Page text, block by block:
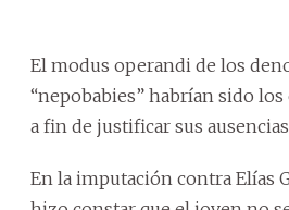
El modus operandi de los
“nepobabies” habrían sido
a fin de justificar sus
En la imputación contra Elías